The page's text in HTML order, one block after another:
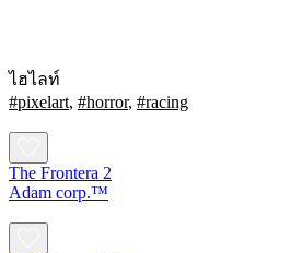
ไฮไลท์
#pixelart, #horror, #racing
The Frontera 2
Adam corp.™